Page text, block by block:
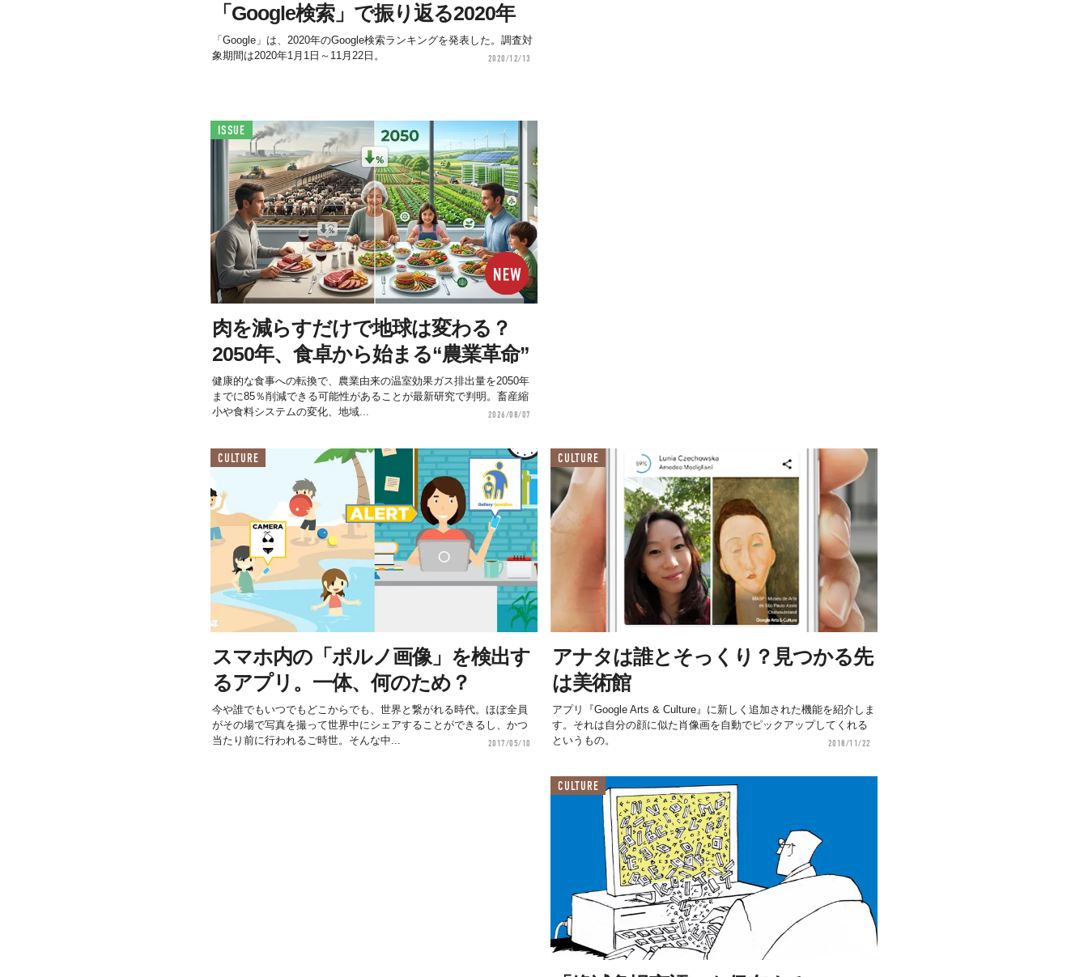
「Google検索」で振り返る2020年
「Google」は、2020年のGoogle検索ランキングを発表した。調査対
象期間は2020年1月1日～11月22日。
2020/12/13
ISSUE
肉を減らすだけで地球は変わる？
2050年、食卓から始まる“農業革命”
健康的な食事への転換で、農業由来の温室効果ガス排出量を2050年
までに85％削減できる可能性があることが最新研究で判明。畜産縮
小や食料システムの変化、地域...
2026/08/07
CULTURE
スマホ内の「ポルノ画像」を検出す
るアプリ。一体、何のため？
今や誰でもいつでもどこからでも、世界と繋がれる時代。ほぼ全員
がその場で写真を撮って世界中にシェアすることができるし、かつ
当たり前に行われるご時世。そんな中...
2017/05/10
CULTURE
アナタは誰とそっくり？見つかる先
は美術館
アプリ『Google Arts & Culture』に新しく追加された機能を紹介しま
す。それは自分の顔に似た肖像画を自動でピックアップしてくれる
というもの。
2018/11/22
CULTURE